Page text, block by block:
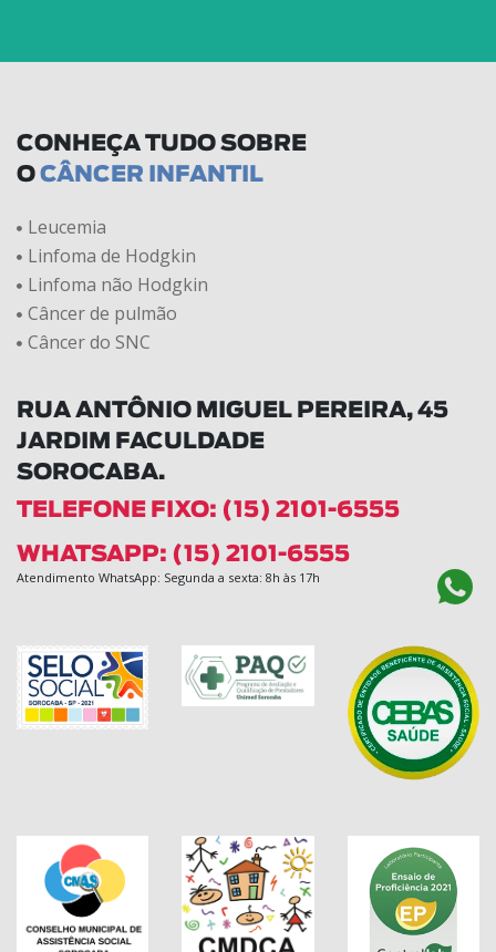
CONHEÇA TUDO SOBRE
O CÂNCER INFANTIL
Leucemia
Linfoma de Hodgkin
Linfoma não Hodgkin
Câncer de pulmão
Câncer do SNC
RUA ANTÔNIO MIGUEL PEREIRA, 45
JARDIM FACULDADE
SOROCABA.
TELEFONE FIXO: (15) 2101-6555
WHATSAPP: (15) 2101-6555
Atendimento WhatsApp: Segunda a sexta: 8h às 17h